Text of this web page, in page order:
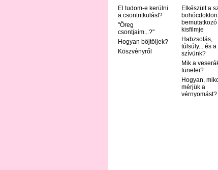
El tudom-e kerülni
a csontritkulást?
"Öreg
csontjaim...?"
Hogyan böjtöljek?
Köszvényről
Elkészült a
bemutatkozó
kisfilmje
Habzsolás,
túlsúly... és a
szívünk?
Mik a
tünetei?
Hogyan,
mérjük a
vérnyomást?